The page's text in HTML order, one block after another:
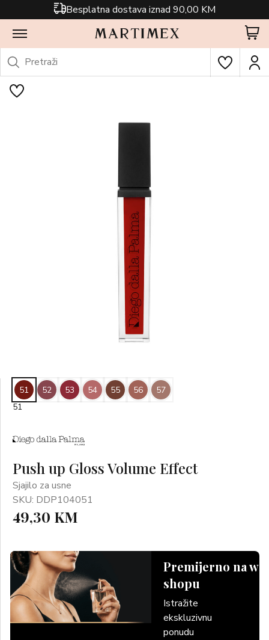
Besplatna dostava iznad 90,00 KM
Push up Gloss Volume Effect
Sjajilo za usne
SKU: DDP104051
49,30 KM
Premijerno na
shopu
Istražite
ekskluzivnu
ponudu
51 52 53 54 55 56
57
51